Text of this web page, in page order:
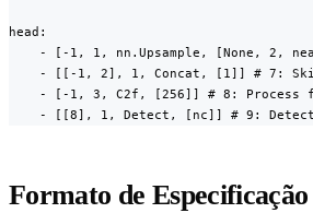
head:
- [-1, 1, nn.Upsample, [None, 2,
- [[-1, 2], 1, Concat, [1]] # 7:
- [-1, 3, C2f, [256]] # 8: Process
- [[8], 1, Detect, [nc]] # 9:
Formato de